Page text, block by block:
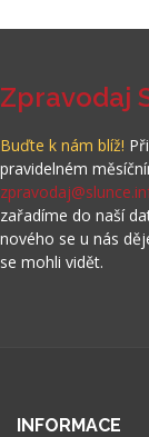
Zpravodaj
Buďte k nám blíž!
pravidelném
zařadíme do naší
nového se u nás
se mohli vidět.
INFORMACE